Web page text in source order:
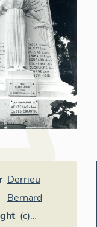
Derrieu
Bernard
(c)